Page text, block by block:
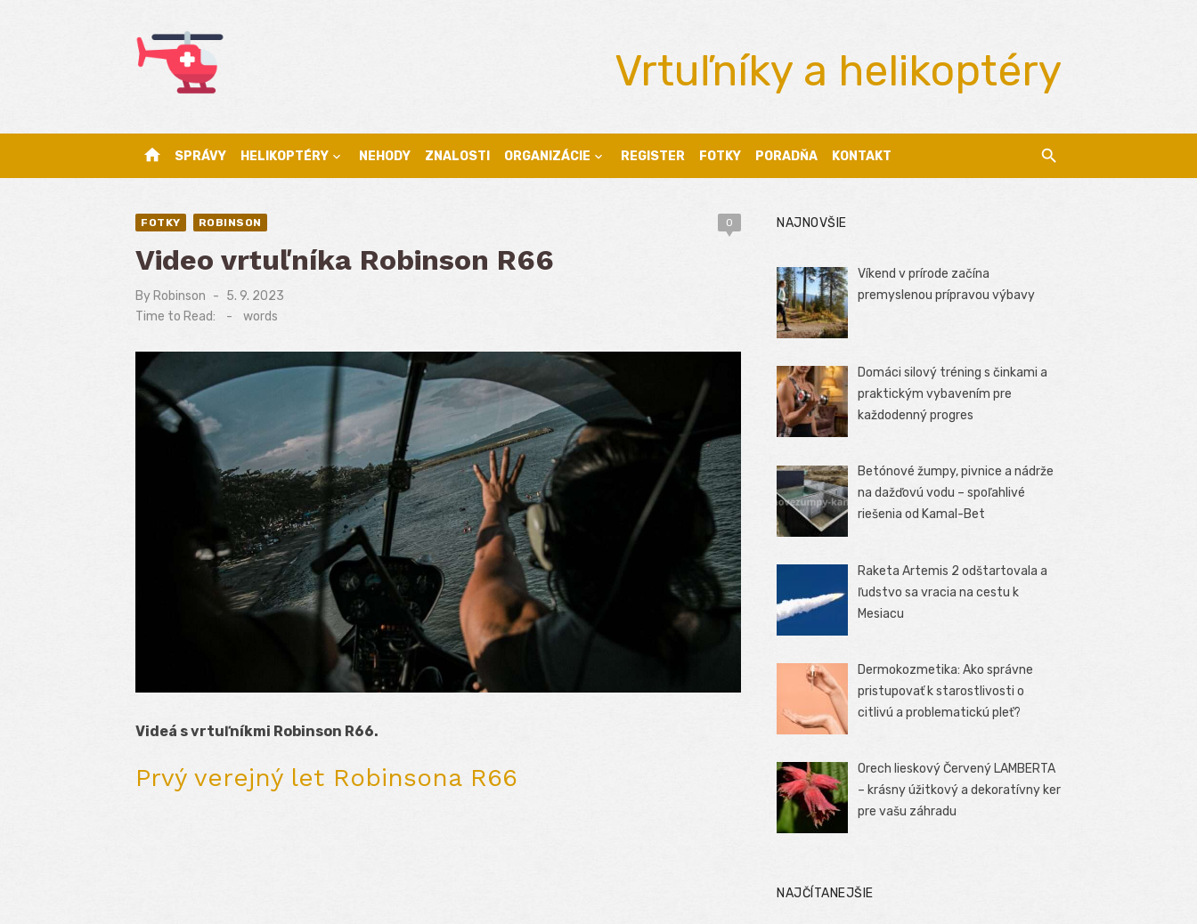
Vrtuľníky a helikoptéry
home SPRÁVY HELIKOPTÉRY NEHODY ZNALOSTI ORGANIZÁCIE REGISTER FOTKY PORADŇA KONTAKT
FOTKY ROBINSON 0
Video vrtuľníka Robinson R66
By Robinson
Posted
5. 9. 2023
Time to Read:
- words
Videá s vrtuľníkmi Robinson R66.
Prvý verejný let Robinsona R66
NAJNOVŠIE
Víkend v prírode začína
premyslenou prípravou výbavy
Domáci silový tréning s činkami a
praktickým vybavením pre
každodenný progres
Betónové žumpy, pivnice a nádrže
na dažďovú vodu – spoľahlivé
riešenia od Kamal-Bet
Raketa Artemis 2 odštartovala a
ľudstvo sa vracia na cestu k
Mesiacu
Dermokozmetika: Ako správne
pristupovať k starostlivosti o
citlivú a problematickú pleť?
Orech lieskový Červený LAMBERTA
– krásny úžitkový a dekoratívny ker
pre vašu záhradu
NAJČÍTANEJŠIE